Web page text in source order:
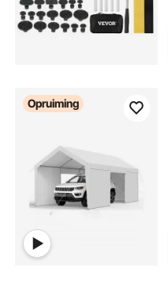
Opruiming